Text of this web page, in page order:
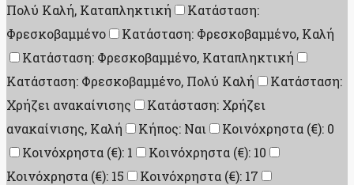
Πολύ Καλή, Καταπληκτική
Κατάσταση:
Φρεσκοβαμμένο
Κατάσταση: Φρεσκοβαμμένο, Καλή
Κατάσταση: Φρεσκοβαμμένο, Καταπληκτική
Κατάσταση: Φρεσκοβαμμένο, Πολύ Καλή
Κατάσταση:
Χρήζει ανακαίνισης
Κατάσταση: Χρήζει
ανακαίνισης, Καλή
Κήπος: Ναι
Κοινόχρηστα (€): 0
Κοινόχρηστα (€): 1
Κοινόχρηστα (€): 10
Κοινόχρηστα (€): 15
Κοινόχρηστα (€): 17